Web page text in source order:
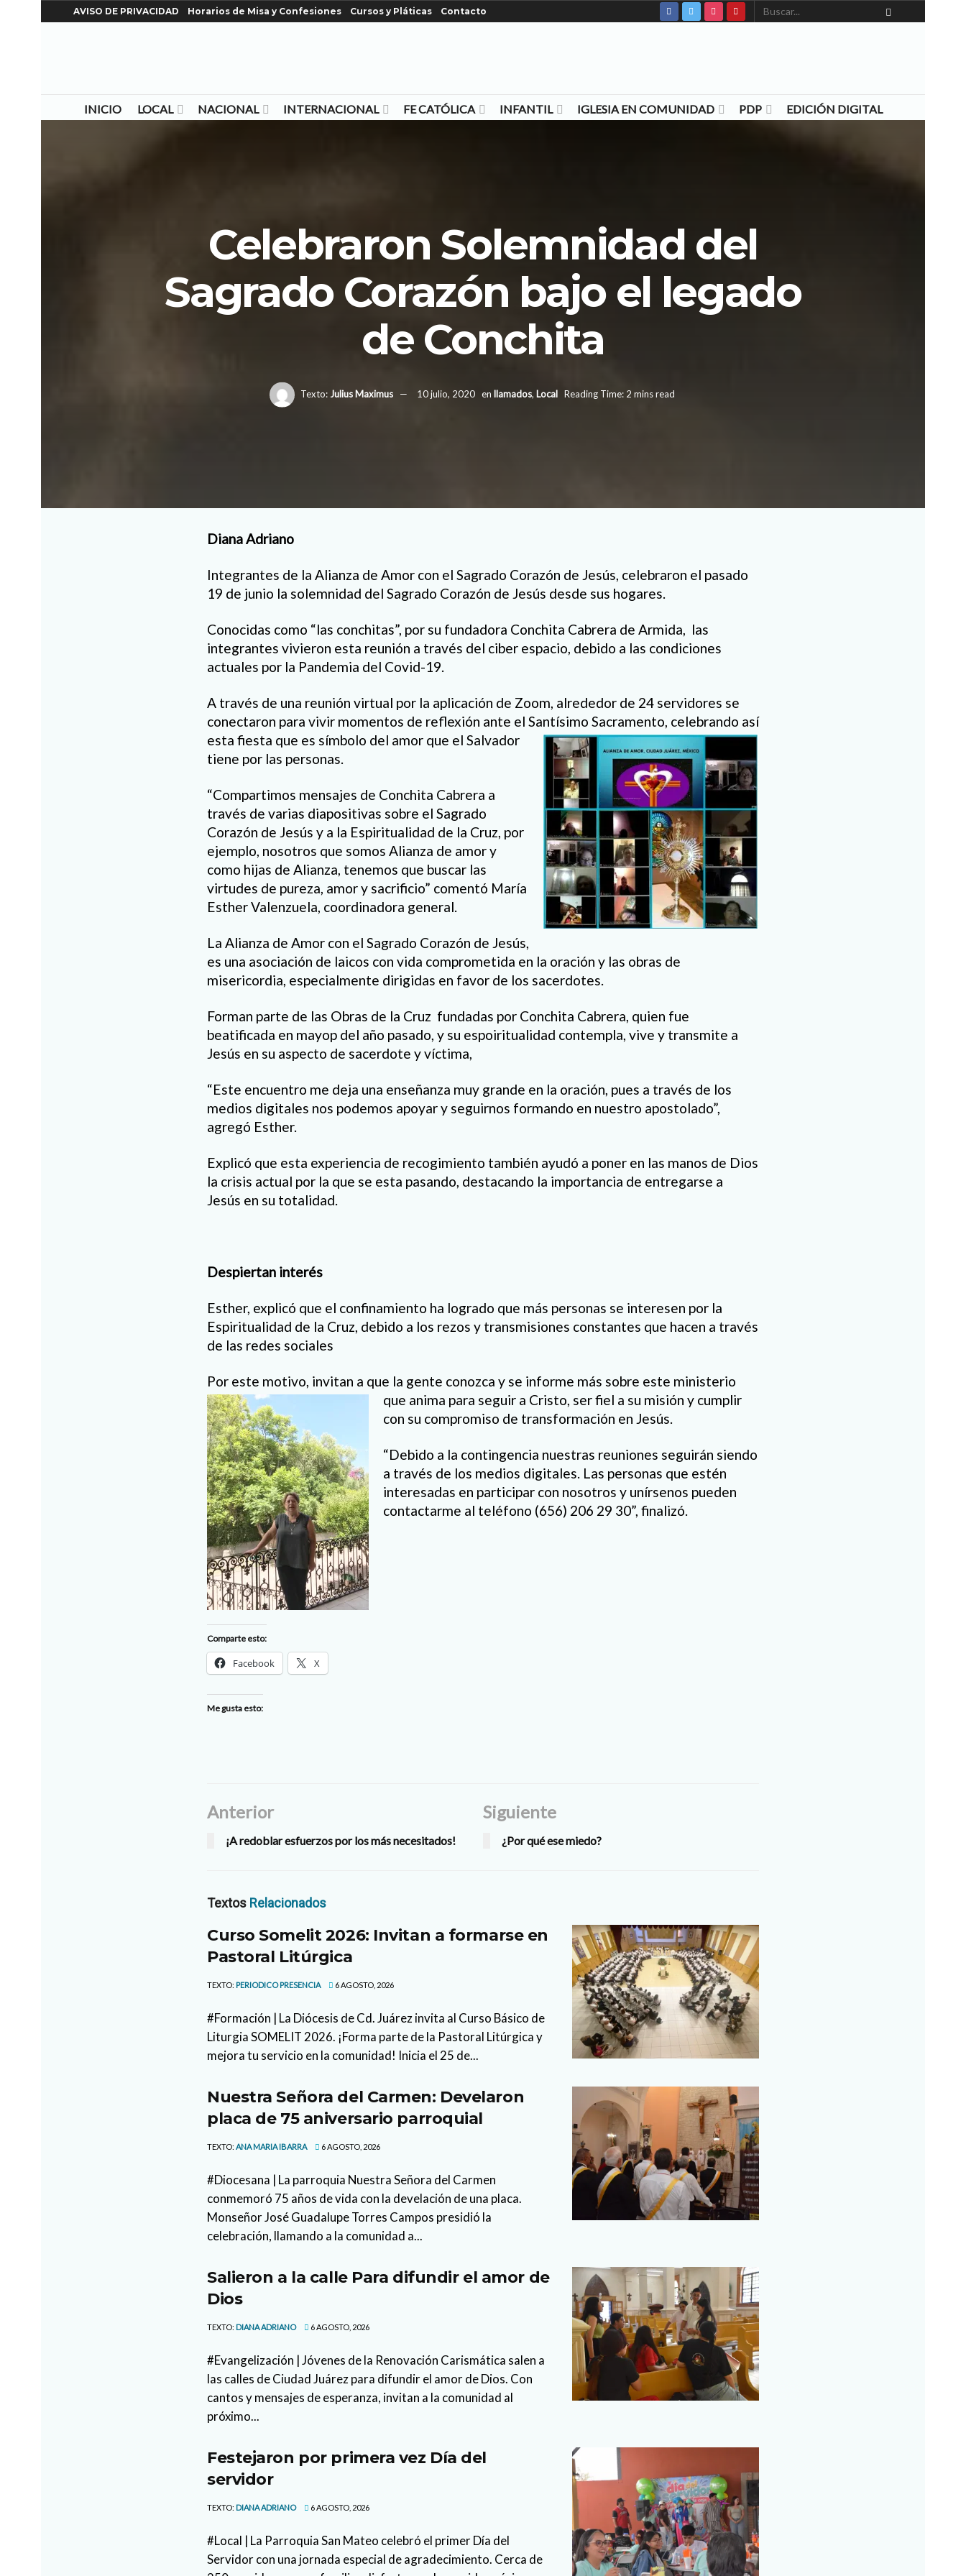
AVISO DE PRIVACIDAD Horarios de Misa y Confesiones Cursos y Pláticas Contacto
INICIO LOCAL NACIONAL INTERNACIONAL FE CATÓLICA INFANTIL IGLESIA EN COMUNIDAD PDP EDICIÓN DIGITAL
Celebraron Solemnidad del
Sagrado Corazón bajo el legado
de Conchita
Texto: Julius Maximus 10 julio, 2020 en llamados, Local Reading Time: 2 mins read
Diana Adriano
Integrantes de la Alianza de Amor con el Sagrado Corazón de Jesús, celebraron el pasado
19 de junio la solemnidad del Sagrado Corazón de Jesús desde sus hogares.
Conocidas como “las conchitas”, por su fundadora Conchita Cabrera de Armida, las
integrantes vivieron esta reunión a través del ciber espacio, debido a las condiciones
actuales por la Pandemia del Covid-19.
A través de una reunión virtual por la aplicación de Zoom, alrededor de 24 servidores se
conectaron para vivir momentos de reflexión ante el Santísimo Sacramento, celebrando así
esta fiesta que es símbolo del amor que el Salvador
tiene por las personas.
“Compartimos mensajes de Conchita Cabrera a
través de varias diapositivas sobre el Sagrado
Corazón de Jesús y a la Espiritualidad de la Cruz, por
ejemplo, nosotros que somos Alianza de amor y
como hijas de Alianza, tenemos que buscar las
virtudes de pureza, amor y sacrificio” comentó María
Esther Valenzuela, coordinadora general.
La Alianza de Amor con el Sagrado Corazón de Jesús,
es una asociación de laicos con vida comprometida en la oración y las obras de
misericordia, especialmente dirigidas en favor de los sacerdotes.
Forman parte de las Obras de la Cruz fundadas por Conchita Cabrera, quien fue
beatificada en mayop del año pasado, y su espoiritualidad contempla, vive y transmite a
Jesús en su aspecto de sacerdote y víctima,
“Este encuentro me deja una enseñanza muy grande en la oración, pues a través de los
medios digitales nos podemos apoyar y seguirnos formando en nuestro apostolado”,
agregó Esther.
Explicó que esta experiencia de recogimiento también ayudó a poner en las manos de Dios
la crisis actual por la que se esta pasando, destacando la importancia de entregarse a
Jesús en su totalidad.
Despiertan interés
Esther, explicó que el confinamiento ha logrado que más personas se interesen por la
Espiritualidad de la Cruz, debido a los rezos y transmisiones constantes que hacen a través
de las redes sociales
Por este motivo, invitan a que la gente conozca y se informe más sobre este ministerio
que anima para seguir a Cristo, ser fiel a su misión y cumplir
con su compromiso de transformación en Jesús.
“Debido a la contingencia nuestras reuniones seguirán siendo
a través de los medios digitales. Las personas que estén
interesadas en participar con nosotros y unírsenos pueden
contactarme al teléfono (656) 206 29 30”, finalizó.
Comparte esto:
Facebook X
Me gusta esto:
Anterior
¡A redoblar esfuerzos por los más necesitados!
Siguiente
¿Por qué ese miedo?
Textos Relacionados
Curso Somelit 2026: Invitan a formarse en
Pastoral Litúrgica
TEXTO: PERIODICO PRESENCIA 6 AGOSTO, 2026
#Formación | La Diócesis de Cd. Juárez invita al Curso Básico de
Liturgia SOMELIT 2026. ¡Forma parte de la Pastoral Litúrgica y
mejora tu servicio en la comunidad! Inicia el 25 de...
Nuestra Señora del Carmen: Develaron
placa de 75 aniversario parroquial
TEXTO: ANA MARIA IBARRA 6 AGOSTO, 2026
#Diocesana | La parroquia Nuestra Señora del Carmen
conmemoró 75 años de vida con la develación de una placa.
Monseñor José Guadalupe Torres Campos presidió la
celebración, llamando a la comunidad a...
Salieron a la calle Para difundir el amor de
Dios
TEXTO: DIANA ADRIANO 6 AGOSTO, 2026
#Evangelización | Jóvenes de la Renovación Carismática salen a
las calles de Ciudad Juárez para difundir el amor de Dios. Con
cantos y mensajes de esperanza, invitan a la comunidad al
próximo...
Festejaron por primera vez Día del
servidor
TEXTO: DIANA ADRIANO 6 AGOSTO, 2026
#Local | La Parroquia San Mateo celebró el primer Día del
Servidor con una jornada especial de agradecimiento. Cerca de